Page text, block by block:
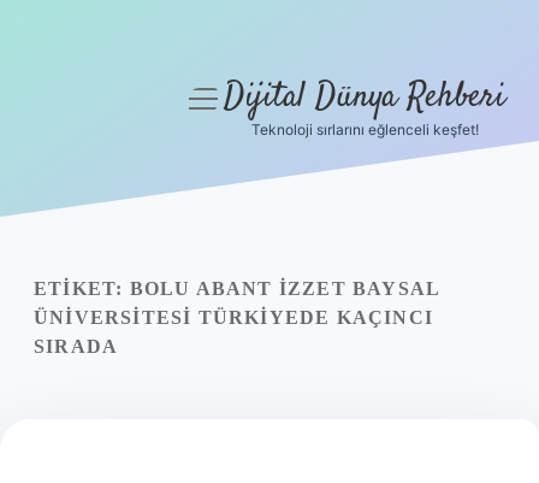
Yasal Uyarı
Hakkımızda
menüyüDijital Dünya Rehberi
Teknoloji sırlarını eğlenceli keşfet!
ETIKET: BOLU ABANT İZZET BAYSAL
ÜNIVERSITESI TÜRKIYEDE KAÇINCI
SIRADA